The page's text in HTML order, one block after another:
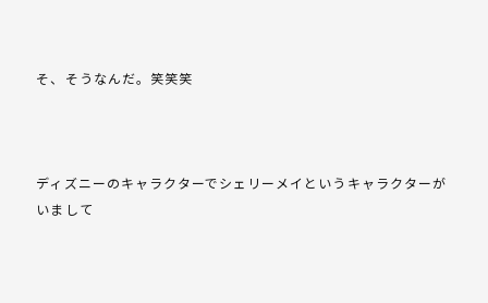
そ、そうなんだ。笑笑笑
ディズニーのキャラクターでシェリーメイというキャラクターが
いまして